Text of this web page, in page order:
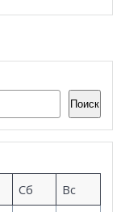
Поиск
Сб
Вс